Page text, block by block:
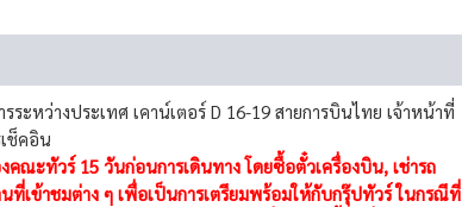
ระหว่างประเทศ เคาน์เตอร์ D 16-19 สายการบินไทย เจ้าหน้าที่
ช็คอิน
ณะทัวร์ 15 วันก่อนการเดินทาง โดยซื้อตั๋วเครื่องบิน, เช่ารถ
ที่เข้าชมต่าง ๆ เพื่อเป็นการเตรียมพร้อมให้กับกรุ๊ปทัวร์ ในกรณีที่